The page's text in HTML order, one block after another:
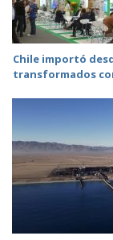
Chile importó
transformados